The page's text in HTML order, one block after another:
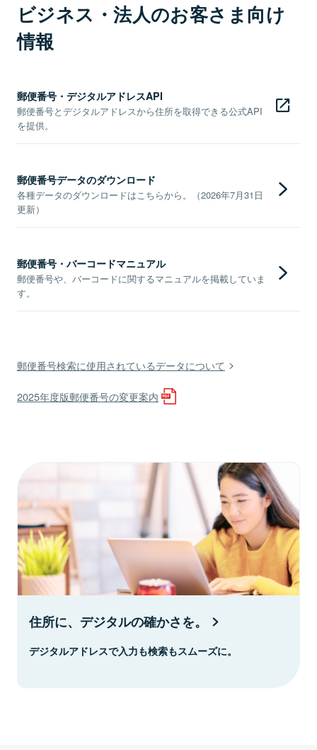
ビジネス・法人のお客さま向け
情報
郵便番号・デジタルアドレスAPI
郵便番号とデジタルアドレスから住所を取得できる公式API
を提供。
郵便番号データのダウンロード
各種データのダウンロードはこちらから。（2026年7月31日
更新）
郵便番号・バーコードマニュアル
郵便番号や、バーコードに関するマニュアルを掲載していま
す。
郵便番号検索に使用されているデータについて
2025年度版郵便番号の変更案内
住所に、デジタルの確かさを。
デジタルアドレスで入力も検索もスムーズに。